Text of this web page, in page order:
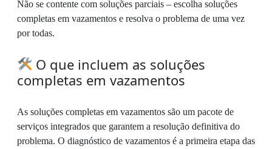
Não se contente com soluções parciais – escolha soluções
completas em vazamentos e resolva o problema de uma vez
por todas.
O que incluem as soluções
completas em vazamentos
As soluções completas em vazamentos são um pacote de
serviços integrados que garantem a resolução definitiva do
problema. O diagnóstico de vazamentos é a primeira etapa das